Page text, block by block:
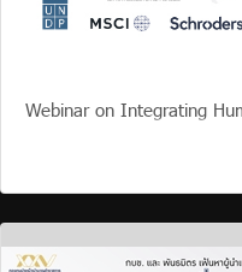
Webinar on Integrating